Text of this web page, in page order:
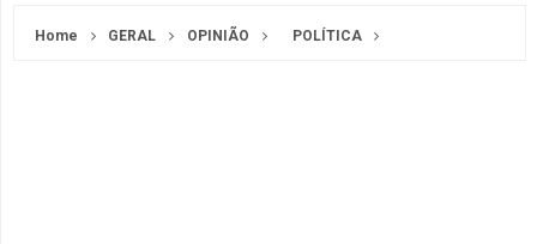
Home GERAL OPINIÃO POLÍTICA